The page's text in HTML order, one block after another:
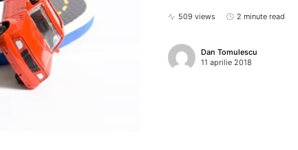
509 views 2 minute read
Dan Tomulescu
11 aprilie 2018